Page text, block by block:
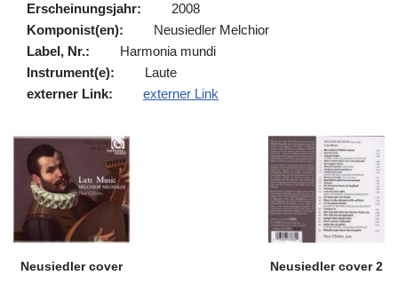
Erscheinungsjahr:
2008
Komponist(en):
Neusiedler Melchior
Label, Nr.:
Harmonia mundi
Instrument(e):
Laute
externer Link:
externer Link
Neusiedler cover Neusiedler cover 2